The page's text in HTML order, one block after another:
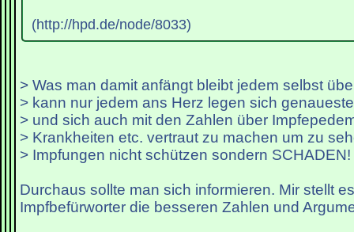
(http://hpd.de/node/8033)
> Was man damit anfängt bleibt jedem selbst
> kann nur jedem ans Herz legen sich
> und sich auch mit den Zahlen über
> Krankheiten etc. vertraut zu machen um zu
> Impfungen nicht schützen sondern SCHADEN!
Durchaus sollte man sich informieren. Mir stellt
Impfbefürworter die besseren Zahlen und